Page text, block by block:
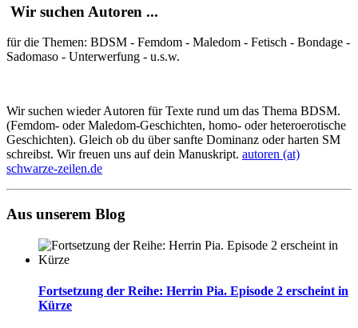
Wir suchen Autoren ...
für die Themen: BDSM - Femdom - Maledom - Fetisch - Bondage -
Sadomaso - Unterwerfung - u.s.w.
Wir suchen wieder Autoren für Texte rund um das Thema BDSM.
(Femdom- oder Maledom-Geschichten, homo- oder heteroerotische
Geschichten). Gleich ob du über sanfte Dominanz oder harten SM
schreibst. Wir freuen uns auf dein Manuskript. autoren (at)
schwarze-zeilen.de
Aus unserem Blog
Fortsetzung der Reihe: Herrin Pia. Episode 2 erscheint in
Kürze